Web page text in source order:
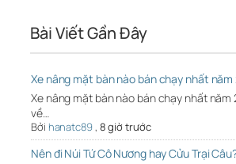
Bài Viết Gần Đây
Xe nâng mặt bàn nào bán chạy nhất
Xe nâng mặt bàn nào bán chạy nhất năm
về…
Bởi hanatc89, 8 giờ trước
Nên đi Núi Tứ Cô Nương hay Cửu Trại